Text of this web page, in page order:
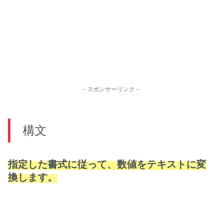
- スポンサーリンク -
構文
指定した書式に従って、数値をテキストに変
換します。